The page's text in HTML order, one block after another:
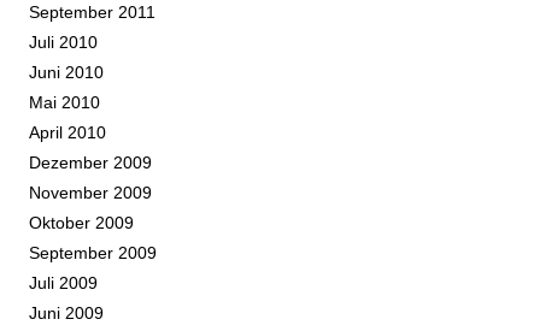
September 2011
Juli 2010
Juni 2010
Mai 2010
April 2010
Dezember 2009
November 2009
Oktober 2009
September 2009
Juli 2009
Juni 2009